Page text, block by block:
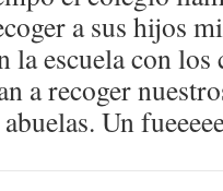
a sus hijos
la escuela con los
a recoger
Un